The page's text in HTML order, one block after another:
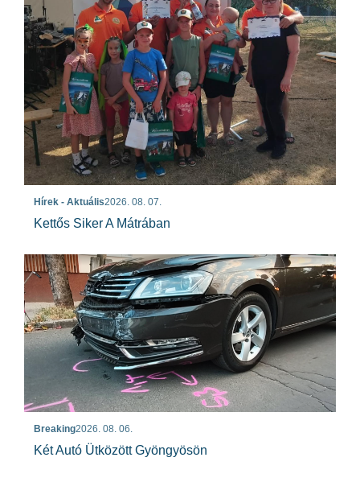
Hírek - Aktuális2026. 08. 07.
Kettős Siker A Mátrában
Breaking2026. 08. 06.
Két Autó Ütközött Gyöngyösön